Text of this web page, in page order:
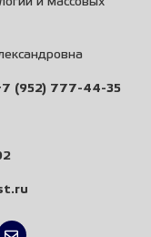
(952) 777-44-35